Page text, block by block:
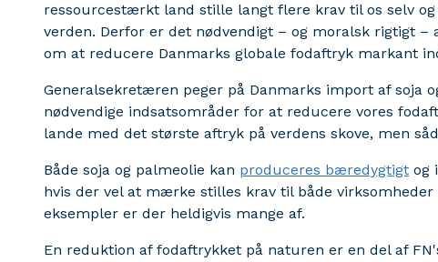
ressourcestærkt land stille langt flere krav til os selv
verden. Derfor er det nødvendigt – og moralsk rigtigt
om at reducere Danmarks globale fodaftryk markant
Generalsekretæren peger på Danmarks import af soja
nødvendige indsatsområder for at reducere vores
lande med det største aftryk på verdens skove, men
Både soja og palmeolie kan produceres bæredygtigt og
hvis der vel at mærke stilles krav til både virksomheder
eksempler er der heldigvis mange af.
En reduktion af fodaftrykket på naturen er en del af